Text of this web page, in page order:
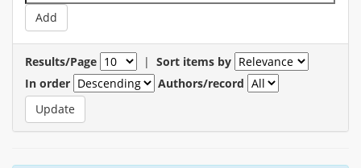
Results/Page | Sort items by
In order
Authors/record